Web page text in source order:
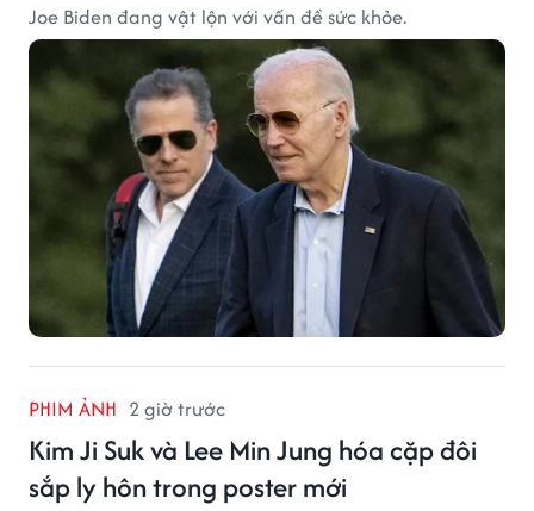
Joe Biden đang vật lộn với vấn đề sức khỏe.
PHIM ẢNH 2 giờ trước
Kim Ji Suk và Lee Min Jung hóa cặp đôi
sắp ly hôn trong poster mới